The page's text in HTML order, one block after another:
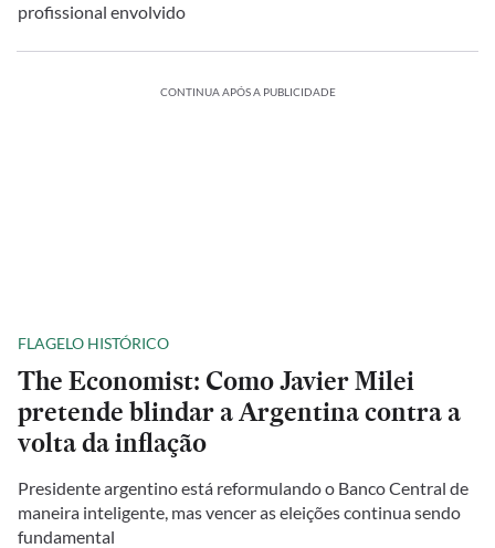
profissional envolvido
CONTINUA APÓS A PUBLICIDADE
FLAGELO HISTÓRICO
The Economist: Como Javier Milei
pretende blindar a Argentina contra a
volta da inflação
Presidente argentino está reformulando o Banco Central de
maneira inteligente, mas vencer as eleições continua sendo
fundamental